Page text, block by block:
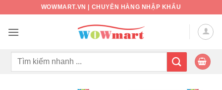
nội
WOWMART.VN | CHUYÊN HÀNG NHẬP KHẨU
Tìm